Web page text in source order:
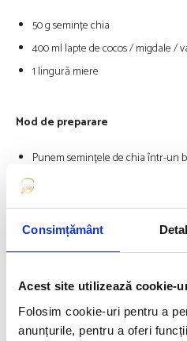
Consimțământ
Acest site utilizează cookie-
Folosim cookie-uri pentru a
anunțurile, pentru a oferi
50 g semințe chia
400 ml lapte de cocos / migdale /
1 lingură miere
Mod de preparare
Punem semințele de chia într-un
cu mierea. Amestecăm până se
Acoperim borcanul și îl punem la
mango. Mixăm bucățile de mango
miere până obținem un piure fin.
într-un pahar peste care
Decorăm cu frunze proaspete de
și savurăm imediat!